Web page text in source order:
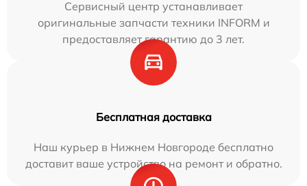
Сервисный центр устанавливает
оригинальные запчасти техники INFORM и
предоставляет гарантию до 3 лет.
Бесплатная доставка
Наш курьер в Нижнем Новгороде бесплатно
доставит ваше устройство на ремонт и обратно.